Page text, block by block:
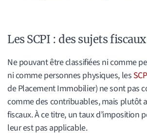
Les SCPI : des sujets fiscaux
Ne pouvant être classifiées ni comme
ni comme personnes physiques, les
de Placement Immobilier) ne sont pas
comme des contribuables, mais plutôt
fiscaux. À ce titre, un taux d’imposition
leur est pas applicable.